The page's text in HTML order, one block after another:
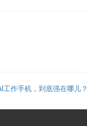
作手机，到底强在哪儿？